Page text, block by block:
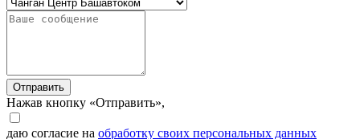
Отправить
Нажав кнопку «Отправить»,
даю согласие на обработку своих персональных данных